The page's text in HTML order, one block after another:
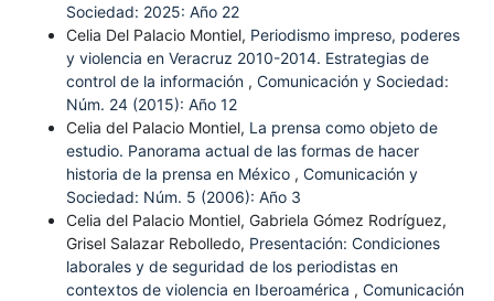
Sociedad: 2025: Año 22
Celia Del Palacio Montiel, Periodismo impreso, poderes
y violencia en Veracruz 2010-2014. Estrategias de
control de la información , Comunicación y Sociedad:
Núm. 24 (2015): Año 12
Celia del Palacio Montiel, La prensa como objeto de
estudio. Panorama actual de las formas de hacer
historia de la prensa en México , Comunicación y
Sociedad: Núm. 5 (2006): Año 3
Celia del Palacio Montiel, Gabriela Gómez Rodríguez,
Grisel Salazar Rebolledo, Presentación: Condiciones
laborales y de seguridad de los periodistas en
contextos de violencia en Iberoamérica , Comunicación